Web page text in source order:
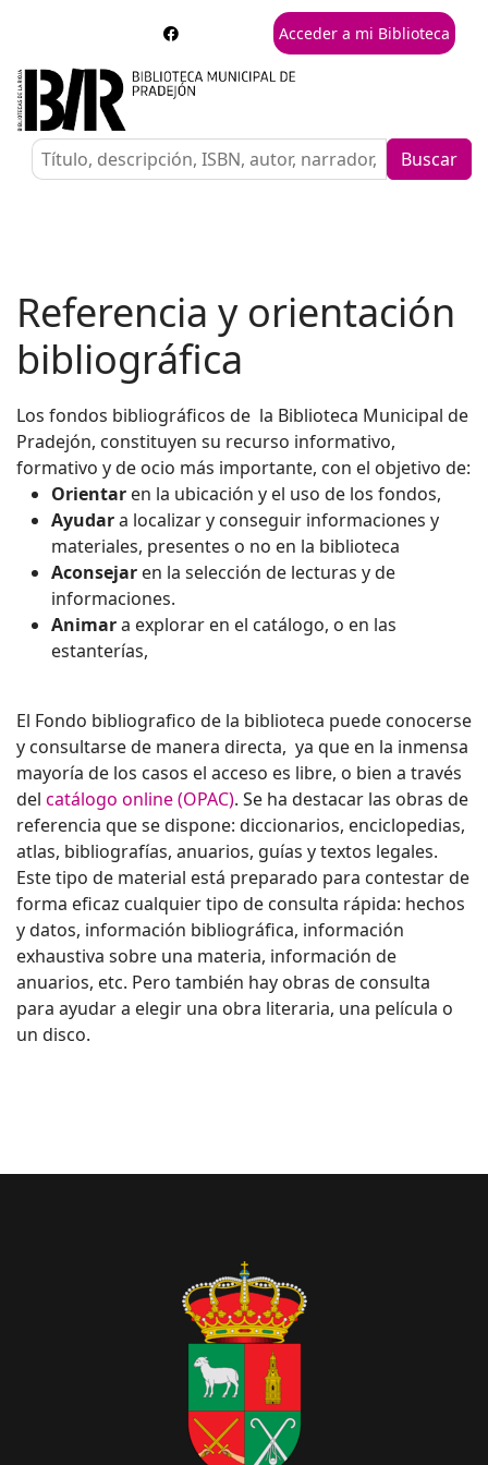
Acceder a mi Biblioteca
Buscar
Referencia y orientación
bibliográfica
Los fondos bibliográficos de la Biblioteca Municipal de
Pradejón, constituyen su recurso informativo,
formativo y de ocio más importante, con el objetivo de:
Orientar en la ubicación y el uso de los fondos,
Ayudara localizar y conseguir informaciones y
materiales, presentes o no en la biblioteca
Aconsejar en la selección de lecturas y de
informaciones.
Animara explorar en el catálogo, o en las
estanterías,
El Fondo bibliografico de la biblioteca puede conocerse
y consultarse de manera directa, ya que en la inmensa
mayoría de los casos el acceso es libre, o bien a través
del catálogo online (OPAC). Se ha destacar las obras de
referencia que se dispone: diccionarios, enciclopedias,
atlas, bibliografías, anuarios, guías y textos legales.
Este tipo de material está preparado para contestar de
forma eficaz cualquier tipo de consulta rápida: hechos
y datos, información bibliográfica, información
exhaustiva sobre una materia, información de
anuarios, etc. Pero también hay obras de consulta
para ayudar a elegir una obra literaria, una película o
un disco.